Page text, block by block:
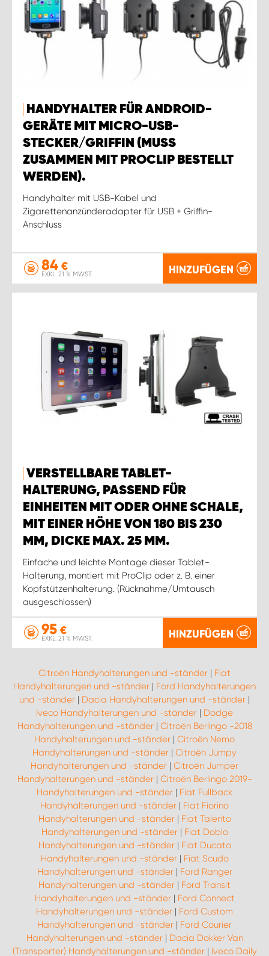
HANDYHALTER FÜR ANDROID-
GERÄTE MIT MICRO-USB-
STECKER/GRIFFIN (MUSS
ZUSAMMEN MIT PROCLIP BESTELLT
WERDEN).
Handyhalter mit USB-Kabel und
Zigarettenanzünderadapter für USB + Griffin-
Anschluss
84 €
EXKL. 21 % MWST. HINZUFÜGEN
VERSTELLBARE TABLET-
HALTERUNG, PASSEND FÜR
EINHEITEN MIT ODER OHNE SCHALE,
MIT EINER HÖHE VON 180 BIS 230
MM, DICKE MAX. 25 MM.
Einfache und leichte Montage dieser Tablet-
Halterung, montiert mit ProClip oder z. B. einer
Kopfstützenhalterung. (Rücknahme/Umtausch
ausgeschlossen)
95 €
EXKL. 21 % MWST. HINZUFÜGEN
Citroën Handyhalterungen und -ständer | Fiat
Handyhalterungen und -ständer | Ford Handyhalterungen
und -ständer | Dacia Handyhalterungen und -ständer |
Iveco Handyhalterungen und -ständer | Dodge
Handyhalterungen und -ständer| Citroën Berlingo -2018
Handyhalterungen und -ständer | Citroën Nemo
Handyhalterungen und -ständer | Citroën Jumpy
Handyhalterungen und -ständer | Citroën Jumper
Handyhalterungen und -ständer| Citroën Berlingo 2019-
Handyhalterungen und -ständer | Fiat Fullback
Handyhalterungen und -ständer | Fiat Fiorino
Handyhalterungen und -ständer| Fiat Talento
Handyhalterungen und -ständer| Fiat Doblo
Handyhalterungen und -ständer| Fiat Ducato
Handyhalterungen und -ständer| Fiat Scudo
Handyhalterungen und -ständer| Ford Ranger
Handyhalterungen und -ständer | Ford Transit
Handyhalterungen und -ständer| Ford Connect
Handyhalterungen und -ständer | Ford Custom
Handyhalterungen und -ständer | Ford Courier
Handyhalterungen und -ständer| Dacia Dokker Van
(Transporter) Handyhalterungen und -ständer| Iveco Daily